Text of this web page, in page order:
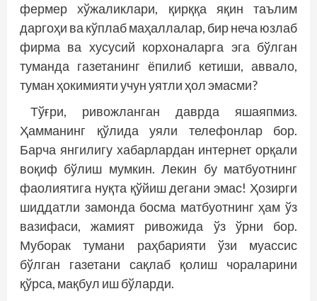
фермер хўжаликлари, қирққа яқин таълим
даргоҳи ва кўплаб маҳаллалар, бир неча юзлаб
фирма ва хусусий корхоналарга эга бўлган
туманда газетанинг ёпилиб кетиши, аввало,
туман ҳокимияти учун уятли ҳол эмасми?
Тўғри, ривожланган даврда яшаяпмиз.
Ҳамманинг қўлида уяли телефонлар бор.
Барча янгилигу хабарлардан интернет орқали
воқиф бўлиш мумкин. Лекин бу матбуотнинг
фаолиятига нуқта қўйиш дегани эмас! Ҳозирги
шиддатли замонда босма матбуотнинг ҳам ўз
вазифаси, жамият ривожида ўз ўрни бор.
Муборак тумани раҳбарияти ўзи муассис
бўлган газетани сақлаб қолиш чораларини
қўрса, мақбул иш бўларди.